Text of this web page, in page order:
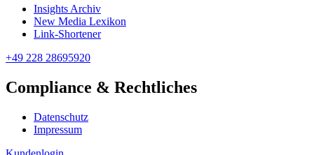
Insights Archiv
New Media Lexikon
Link-Shortener
+49 228 28695920
Compliance & Rechtliches
Datenschutz
Impressum